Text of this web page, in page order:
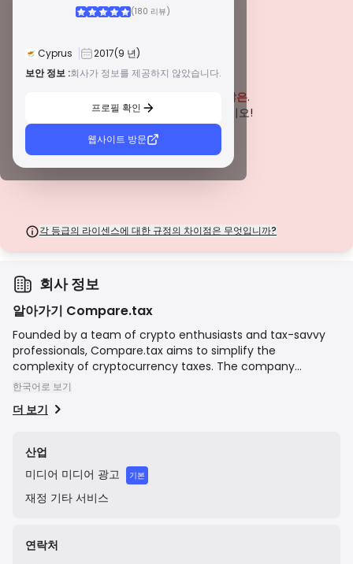
(180 리뷰)
Cyprus 2017(9 년)
보안 정보 :회사가 정보를 제공하지 않았습니다.
프로필 확인
웹사이트 방문
경고
입증되지 않은.
잠재적인 위험에 주의하십시오!
각 등급의 라이센스에 대한 규정의 차이점은 무엇입니까?
전 세계적으로 유명한 규제 기관에서 발급한 이 라이선스는 엄격한 규정 준수,
존경받는 지역 규제 기관에서 부여하는 이 라이선스는 자금 분리, 재무 보고 및
만 신뢰할 수 있는 지역 보호를 제공합니다.
신흥 시장의 규제 기관에서 발급한 이 라이선스는 최소 자본 요건 및 AML 정책
과 같은 기본적인 보호 기능을 제공합니다. 감독이 덜 엄격하므로 거래자는 주
의를 기울이고 안전 조치를 확인해야 합니다.
감독이 최소화된 관할권에서 발행된 이러한 라이선스는 종종 자금 분리 및 보험
회사 정보
알아가기 Compare.tax
Founded by a team of crypto enthusiasts and tax-savvy
professionals, Compare.tax aims to simplify the
complexity of cryptocurrency taxes. The company
provides clear, unbiased reviews and comparisons of
insights to help individuals and professionals choose the
crypto-related taxes. Their business model is based on
providing informational content and earning revenue
through affiliate partnerships with the software providers
they feature.
한국어로 보기
더 보기
산업
미디어 미디어 광고 기본
재정 기타 서비스
연락처